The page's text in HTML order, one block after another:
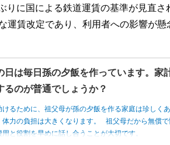
りに国による鉄道運賃の基準が見直
運賃改定であり、利用者への影響が懸
日は毎日孫の夕飯を作っています。家
るのが普通でしょうか？
るために、祖父母が孫の夕飯を作る家庭は珍しく
体力の負担は大きくなります。 祖父母だから無償
と役割を早めに話し合うことが大切です。